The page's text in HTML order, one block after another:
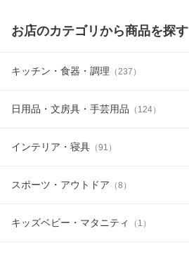
お店のカテゴリから商品を探す
キッチン・食器・調理 （ 237 ）
日用品・文房具・手芸用品 （ 124）
インテリア・寝具 （91 ）
スポーツ・アウトドア （8 ）
キッズベビー・マタニティ （ 1 ）